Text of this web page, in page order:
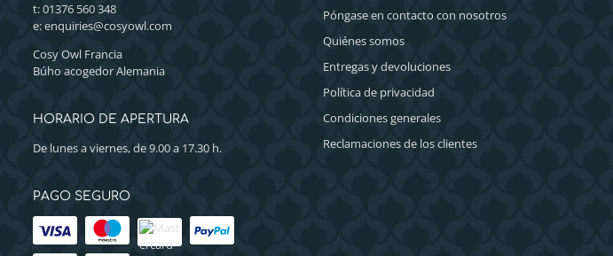
t: 01376 560 348
e:enquiries@cosyowl.com
Cosy Owl Francia
Búho acogedor Alemania
HORARIO DE APERTURA
De lunes a viernes, de 9.00 a 17.30 h.
PAGO SEGURO
Póngase en contacto con nosotros
Quiénes somos
Entregas y devoluciones
Política de privacidad
Condiciones generales
Reclamaciones de los clientes